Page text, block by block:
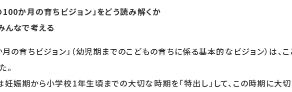
100か月の育ちビジョン」をどう読み解くか
なで考える
の育ちビジョン」（幼児期までのこどもの育ちに係る基本的なビジョン）は
。
娠期から小学校1年生頃までの大切な時期を「特出し」して、この時期に大